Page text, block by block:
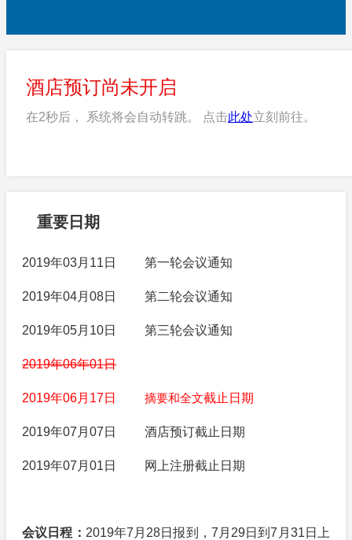
酒店预订尚未开启
在2秒后， 系统将会自动转跳。 点击此处立刻前往。
重要日期
2019年03月11日 第一轮会议通知
2019年04月08日 第二轮会议通知
2019年05月10日 第三轮会议通知
2019年06年01日
2019年06月17日 摘要和全文截止日期
2019年07月07日 酒店预订截止日期
2019年07月01日 网上注册截止日期
会议日程： 2019年7月28日报到，7月29日到7月31日上